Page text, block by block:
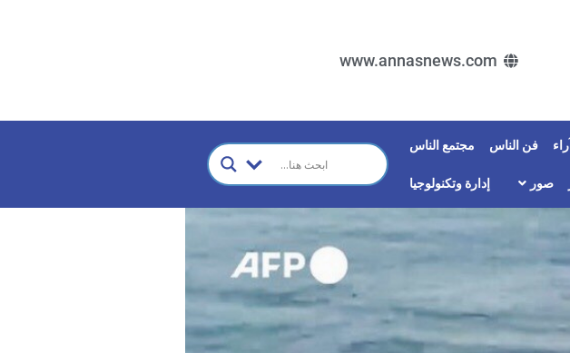
www.annasnews.com
آراء فن الناس مجتمع الناس
صور إدارة وتكنولوجيا